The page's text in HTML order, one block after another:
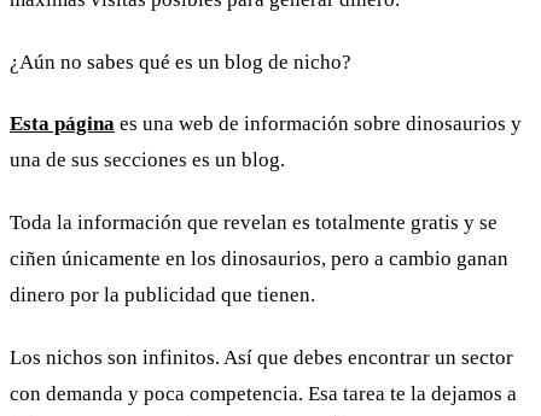
¿Aún no sabes qué es un blog de nicho?
Esta página es una web de información sobre dinosaurios y
una de sus secciones es un blog.
Toda la información que revelan es totalmente gratis y se
ciñen únicamente en los dinosaurios, pero a cambio ganan
dinero por la publicidad que tienen.
Los nichos son infinitos. Así que debes encontrar un sector
con demanda y poca competencia. Esa tarea te la dejamos a